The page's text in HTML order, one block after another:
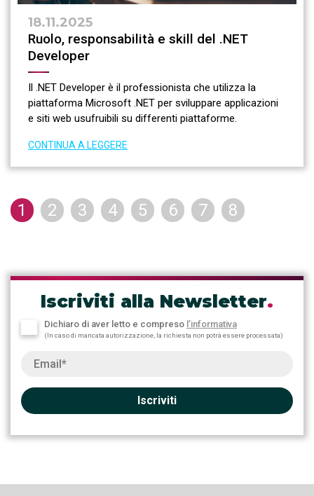
18.11.2025
Ruolo, responsabilità e skill del .NET
Developer
Il .NET Developer è il professionista che utilizza la
piattaforma Microsoft .NET per sviluppare applicazioni
e siti web usufruibili su differenti piattaforme.
CONTINUA A LEGGERE
1 2 3 4 5 6 7 8
Iscriviti alla Newsletter.
Dichiaro di aver letto e compreso l’informativa
(In caso di mancata autorizzazione, la richiesta non potrà essere processata)
Iscriviti